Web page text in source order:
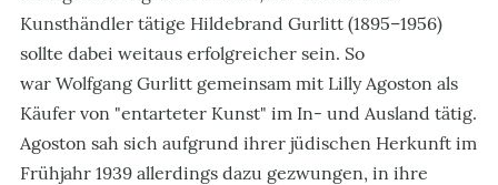
Kunsthändler tätige Hildebrand Gurlitt (1895–1956)
sollte dabei weitaus erfolgreicher sein. So
war Wolfgang Gurlitt gemeinsam mit Lilly Agoston als
Käufer von "entarteter Kunst" im In- und Ausland tätig.
Agoston sah sich aufgrund ihrer jüdischen Herkunft im
Frühjahr 1939 allerdings dazu gezwungen, in ihre